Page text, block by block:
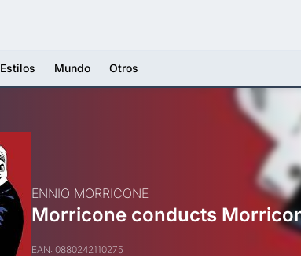
Estilos Mundo Otros
ENNIO MORRICONE
Morricone conducts
EAN: 0880242110275